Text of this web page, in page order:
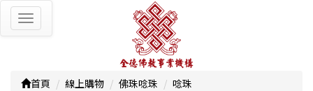
Toggle
navigation
首頁 線上購物 佛珠唸珠
唸珠